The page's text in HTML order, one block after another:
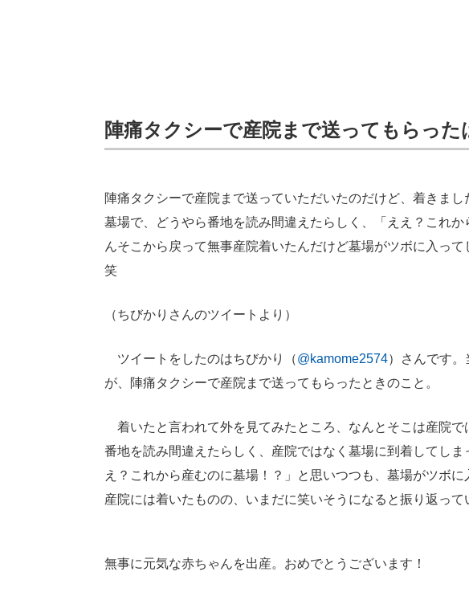
陣痛タクシーで産院まで送ってもらっ
陣痛タクシーで産院まで送っていただいたのだけど、着きま
墓場で、どうやら番地を読み間違えたらしく、「ええ？これ
んそこから戻って無事産院着いたんだけど墓場がツボに入っ
笑
（ちびかりさんのツイートより）
ツイートをしたのはちびかり（@kamome2574）さんです
が、陣痛タクシーで産院まで送ってもらったときのこと。
着いたと言われて外を見てみたところ、なんとそこは産院
番地を読み間違えたらしく、産院ではなく墓場に到着してしま
え？これから産むのに墓場！？」と思いつつも、墓場がツボに
産院には着いたものの、いまだに笑いそうになると振り返って
無事に元気な赤ちゃんを出産。おめでとうございます！